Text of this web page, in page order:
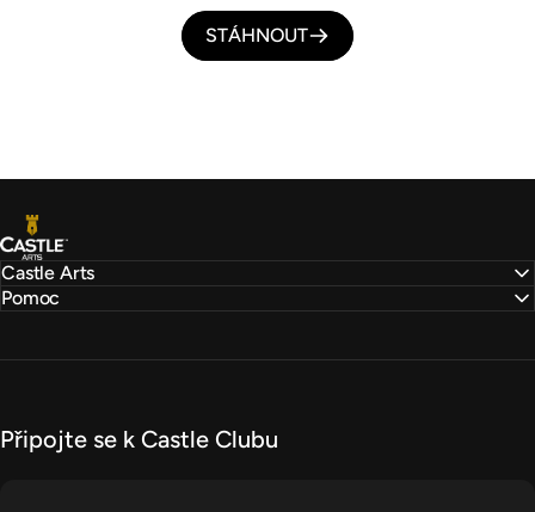
STÁHNOUT
Castle Arts
Castle Arts
Pomoc
Připojte se k Castle Clubu